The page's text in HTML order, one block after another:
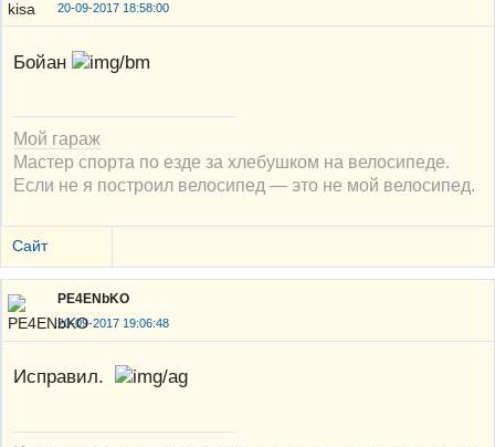
20-09-2017 18:58:00
Бойан
Мой гараж
Мастер спорта по езде за хлебушком на велосипеде.
Если не я построил велосипед — это не мой велосипед.
Сайт
PE4ENbKO
20-09-2017 19:06:48
Исправил.